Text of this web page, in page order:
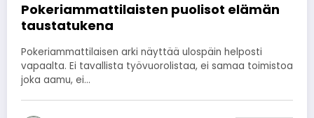
Pokeriammattilaisten puolisot elämän
taustatukena
Pokeriammattilaisen arki näyttää ulospäin helposti
vapaalta. Ei tavallista työvuorolistaa, ei samaa toimistoa
joka aamu, ei…